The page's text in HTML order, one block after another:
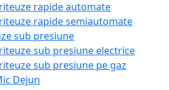
rapide automate
rapide semiautomate
sub presiune
sub presiune electrice
sub presiune pe gaz
Dejun